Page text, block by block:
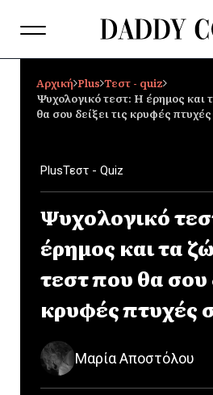
Αρχική Plus Τεστ - quiz
Ψυχολογικό τεστ: Η έρημος και
θα σου δείξει τις κρυφές
PlusΤεστ - Quiz
Ψυχολογικό
έρημος και τα
τεστ που θα σου
κρυφές πτυχές
Μαρία Αποστόλου